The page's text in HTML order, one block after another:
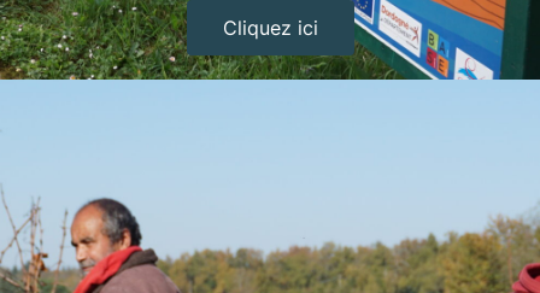
Cliquez ici